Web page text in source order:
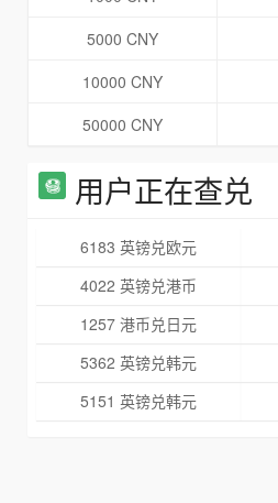
5000 CNY
10000 CNY
50000 CNY
用户正在查兑
6183 英镑兑欧元
4022 英镑兑港币
1257 港币兑日元
5362 英镑兑韩元
5151 英镑兑韩元